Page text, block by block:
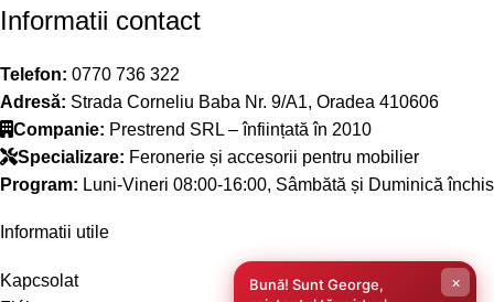
Informatii contact
Telefon: 0770 736 322
Adresă: Strada Corneliu Baba Nr. 9/A1, Oradea 410606
Companie: Prestrend SRL – înființată în 2010
Specializare: Feronerie și accesorii pentru mobilier
Program: Luni-Vineri 08:00-16:00, Sâmbătă și Duminică închis
Informatii utile
Kapcsolat
Bună! Sunt George,
×